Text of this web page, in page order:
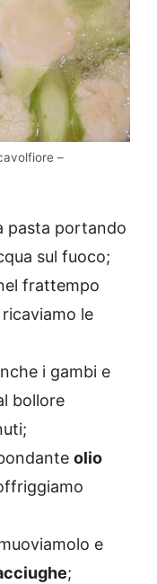
–
pasta portando
sul fuoco;
frattempo
ricaviamo le
i gambi e
bollore
olio
e
;